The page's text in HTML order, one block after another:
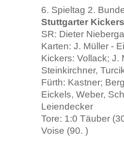
6. Spieltag 2.
Stuttgarter
SR: Dieter
Karten: J. Müller -
Kickers: Vollack; J.
Steinkirchner,
Fürth: Kastner;
Eickels, Weber,
Leiendecker
Tore: 1:0 Täuber
Voise (90. )